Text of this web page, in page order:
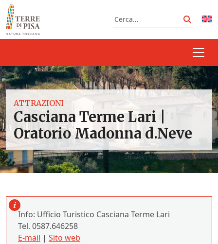
Vai al contenuto
Cerca
Cerca
ATTRAZIONI
Casciana Terme Lari |
Oratorio Madonna d.Neve
Info: Ufficio Turistico Casciana Terme Lari
Tel. 0587.646258
E-mail | Sito web